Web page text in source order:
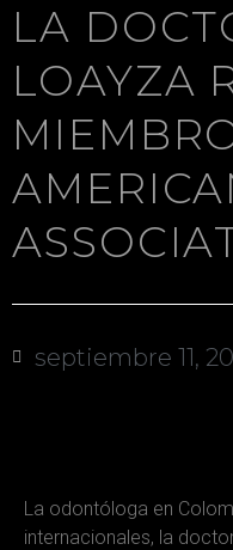
LA
LOAYZA
septiembre 11,
La odontóloga en
internacionales, la